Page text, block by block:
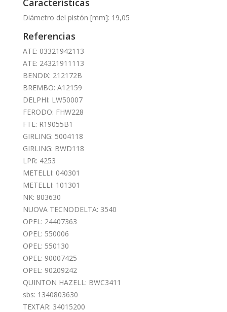
Diámetro del pistón [mm]: 19,05
Referencias
ATE: 03321942113
ATE: 24321911113
BENDIX: 212172B
BREMBO: A12159
DELPHI: LW50007
FERODO: FHW228
FTE: R19055B1
GIRLING: 5004118
GIRLING: BWD118
LPR: 4253
METELLI: 040301
METELLI: 101301
NK: 803630
NUOVA TECNODELTA: 3540
OPEL: 24407363
OPEL: 550006
OPEL: 550130
OPEL: 90007425
OPEL: 90209242
QUINTON HAZELL: BWC3411
sbs: 1340803630
TEXTAR: 34015200